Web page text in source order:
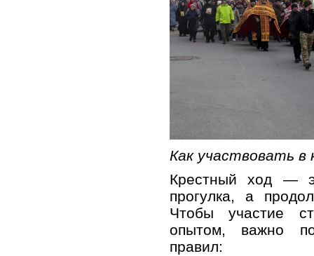
Как участвовать в
Крестный ход —
прогулка, а
Чтобы участие
опытом, важно
правил: